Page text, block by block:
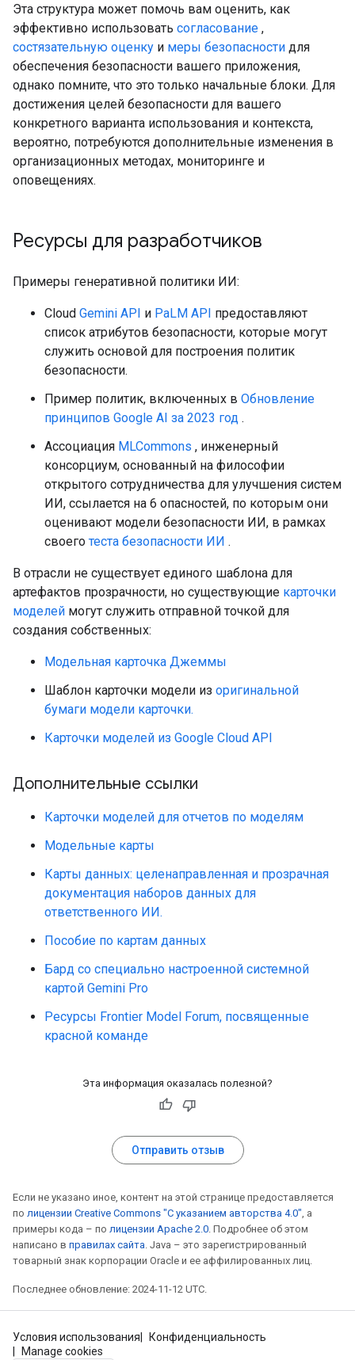
Эта структура может помочь вам оценить, как
эффективно использовать согласование ,
состязательную оценку и меры безопасности для
обеспечения безопасности вашего приложения,
однако помните, что это только начальные блоки. Для
достижения целей безопасности для вашего
конкретного варианта использования и контекста,
вероятно, потребуются дополнительные изменения в
организационных методах, мониторинге и
оповещениях.
Ресурсы для разработчиков
Примеры генеративной политики ИИ:
Cloud Gemini API и PaLM API предоставляют
список атрибутов безопасности, которые могут
служить основой для построения политик
безопасности.
Пример политик, включенных в Обновление
принципов Google AI за 2023 год .
Ассоциация MLCommons , инженерный
консорциум, основанный на философии
открытого сотрудничества для улучшения систем
ИИ, ссылается на 6 опасностей, по которым они
оценивают модели безопасности ИИ, в рамках
своего теста безопасности ИИ .
В отрасли не существует единого шаблона для
артефактов прозрачности, но существующие карточки
моделей могут служить отправной точкой для
создания собственных:
Модельная карточка Джеммы
Шаблон карточки модели из оригинальной
бумаги модели карточки.
Карточки моделей из Google Cloud API
Дополнительные ссылки
Карточки моделей для отчетов по моделям
Модельные карты
Карты данных: целенаправленная и прозрачная
документация наборов данных для
ответственного ИИ.
Пособие по картам данных
Бард со специально настроенной системной
картой Gemini Pro
Ресурсы Frontier Model Forum, посвященные
красной команде
Эта информация оказалась полезной?
Отправить отзыв
Если не указано иное, контент на этой странице предоставляется
по лицензии Creative Commons "С указанием авторства 4.0", а
примеры кода – по лицензии Apache 2.0. Подробнее об этом
написано в правилах сайта. Java – это зарегистрированный
товарный знак корпорации Oracle и ее аффилированных лиц.
Последнее обновление: 2024-11-12 UTC.
Условия использования
Конфиденциальность
Manage cookies